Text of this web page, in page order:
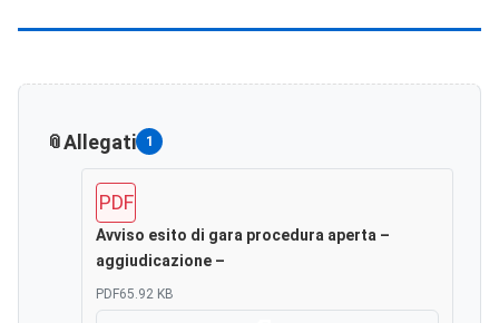
Allegati 1
PDF
Avviso esito di gara procedura aperta –
aggiudicazione –
PDF65.92 KB